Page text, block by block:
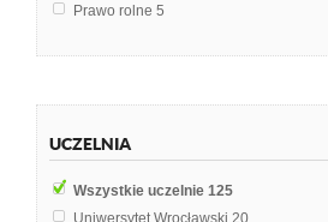
Prawo rolne 5
Geografia turyzmu
UCZELNIA
Wszystkie uczelnie 125
Uniwersytet Wrocławski 20